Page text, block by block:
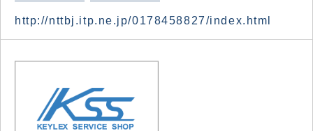
http://nttbj.itp.ne.jp/0178458827/index.html